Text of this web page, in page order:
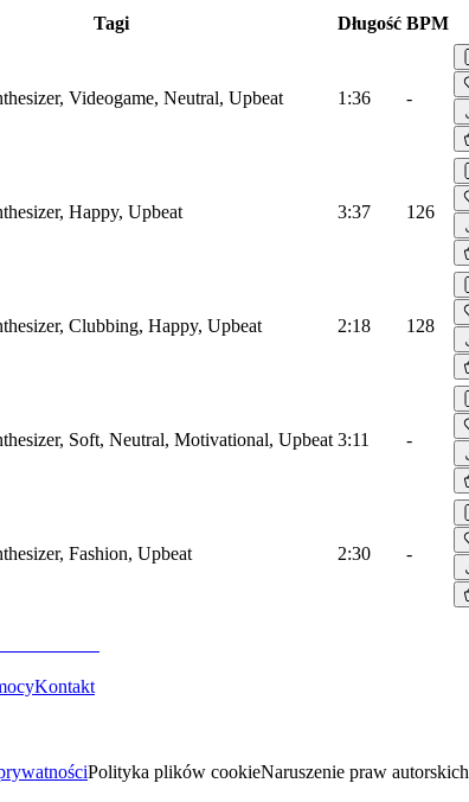
Tagi Długość BPM
Videogame, Neutral, Upbeat 1:36 -
Happy, Upbeat 3:37 126
Clubbing, Happy, Upbeat 2:18 128
Soft, Neutral, Motivational, Upbeat 3:11 -
Fashion, Upbeat 2:30 -
Kontakt
Polityka plików cookieNaruszenie praw autorskich